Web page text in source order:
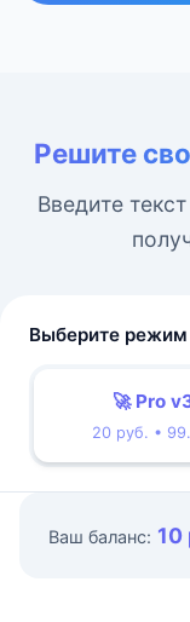
Решите
Введите
Выберите режим
🚀 Pro
20 руб. •
Ваш баланс: 10